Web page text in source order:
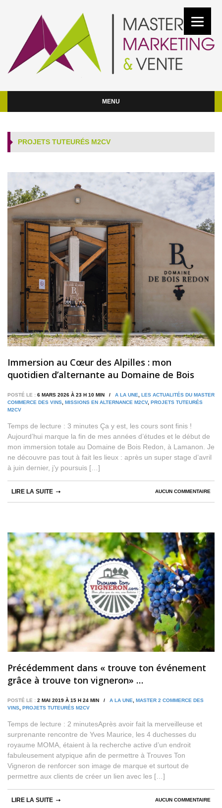
MENU
PROJETS TUTEURÉS M2CV
Immersion au Cœur des Alpilles : mon
quotidien d’alternante au Domaine de Bois
POSTÉ LE : 6 MARS 2026 À 23 H 10 MIN / A LA UNE
LES ACTUALITÉS DU MASTER
COMMERCE DES VINS MISSIONS EN ALTERNANCE M2CV, PROJETS TUTEURÉS
M2CV
Temps de lecture : 3 minutes Ça y est, les cours sont finis !
Aujourd’hui marque la fin de mes années d’études et le début de
mon immersion totale au Domaine de Bois Redon, à Lamanon. Je
ne découvre pas tout à fait les lieux : après un super stage d’avril
à juin dernier, j’y poursuis […]
AUCUN COMMENTAIRE
LIRE LA SUITE
Précédemment dans « trouve ton événement
grâce à trouve ton vigneron» …
POSTÉ LE : 2 MAI 2019 À 15 H 24 MIN / A LA UNE
MASTER 2 COMMERCE DES
VINS PROJETS TUTEURÉS M2CV
Temps de lecture : 2 minutesAprès avoir fait la merveilleuse et
surprenante rencontre de Yves Maurice, les 4 duchesses du
royaume MOMA, étaient à la recherche active d’un endroit
fabuleusement atypique afin de permettre à Trouves Ton
Vigneron de renforcer son image de marque et surtout de
permettre aux clients de créer un lien avec les […]
AUCUN COMMENTAIRE
LIRE LA SUITE